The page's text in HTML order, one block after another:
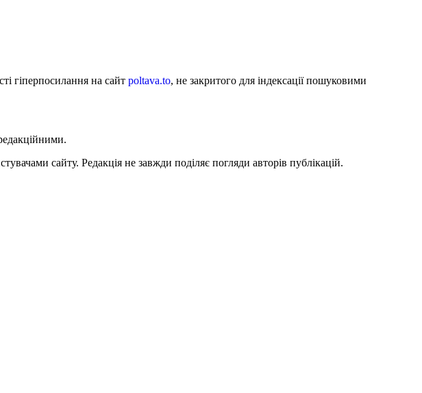
гіперпосилання на сайт poltava.to, не закритого для індексації пошуковими
сайту. Редакція не завжди поділяє погляди авторів публікацій.